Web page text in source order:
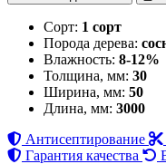
Сорт: 1 сорт
Порода дерева:
Влажность: 8-12%
Толщина, мм: 30
Ширина, мм: 50
Длина, мм: 3000
Антисептирование
Гарантия качества